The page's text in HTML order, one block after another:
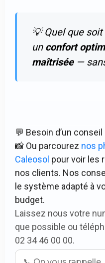
💡 Quel que
un confort
maîtrisée—
💬 Besoin d’un
📸 Ou parcourez nos
Caleosol pour voir les
nos clients. Nos
le système adapté à
budget.
Laissez nous votre
que possible ou
02 34 46 00 00.